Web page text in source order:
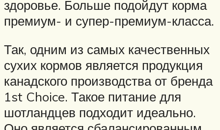
здоровье. Больше подойдут корма
премиум- и супер-премиум-класса.
Так, одним из самых качественных
сухих кормов является продукция
канадского производства от бренда
1st Choice. Такое питание для
шотландцев подходит идеально.